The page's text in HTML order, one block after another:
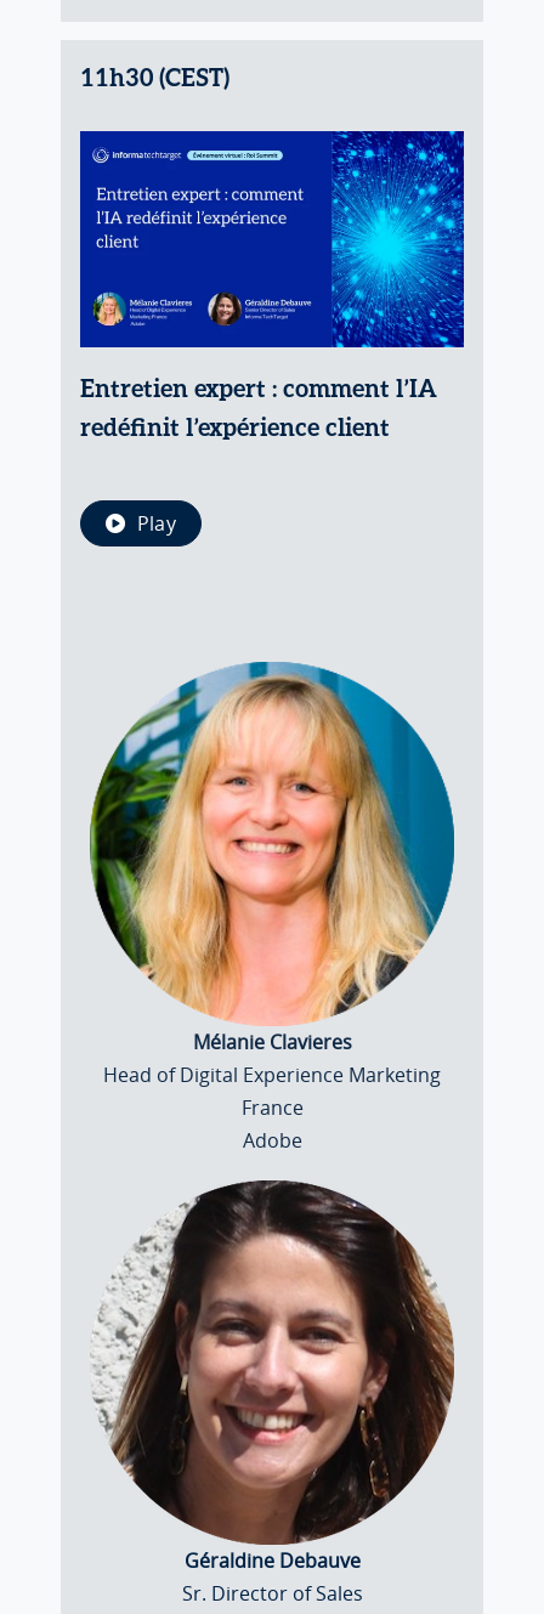
11h30 (CEST)
Entretien expert : comment l’IA
redéfinit l’expérience client
Play
Mélanie Clavieres
Head of Digital Experience Marketing
France
Adobe
Géraldine Debauve
Sr. Director of Sales